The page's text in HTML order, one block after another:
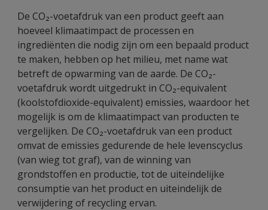
De CO₂-voetafdruk van een product geeft aan
hoeveel klimaatimpact de processen en
ingrediënten die nodig zijn om een bepaald product
te maken, hebben op het milieu, met name wat
betreft de opwarming van de aarde. De CO₂-
voetafdruk wordt uitgedrukt in CO₂-equivalent
(koolstofdioxide-equivalent) emissies, waardoor het
mogelijk is om de klimaatimpact van producten te
vergelijken. De CO₂-voetafdruk van een product
omvat de emissies gedurende de hele levenscyclus
(van wieg tot graf), van de winning van
grondstoffen en productie, tot de uiteindelijke
consumptie van het product en uiteindelijk de
verwijdering of recycling ervan.